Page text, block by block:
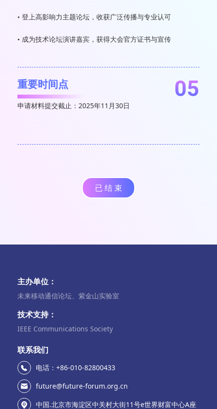
• 登上高影响力主题论坛，收获广泛传播与专业认可
• 成为技术论坛演讲嘉宾，获得大会官方证书与宣传
重要时间点 05
申请材料提交截止：2025年11月30日
已 结 束
主办单位：
未来移动通信论坛、紫金山实验室
技术支持：
IEEE Communications Society
联系我们
电话：+86-010-82800433
future@future-forum.org.cn
中国.北京市海淀区中关村大街11号e世界财富中心A座